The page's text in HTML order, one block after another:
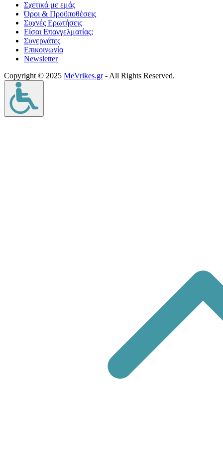
Σχετικά με εμάς
Όροι & Προϋποθέσεις
Συχνές Ερωτήσεις
Είσαι Επαγγελματίας;
Συνεργάτες
Επικοινωνία
Νewsletter
Copyright © 2025 MeVrikes.gr- All Rights Reserved.